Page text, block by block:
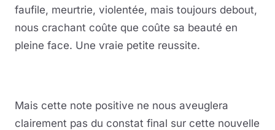
faufile, meurtrie, violentée, mais toujours debout,
nous crachant coûte que coûte sa beauté en
pleine face. Une vraie petite reussite.
Mais cette note positive ne nous aveuglera
clairement pas du constat final sur cette nouvelle